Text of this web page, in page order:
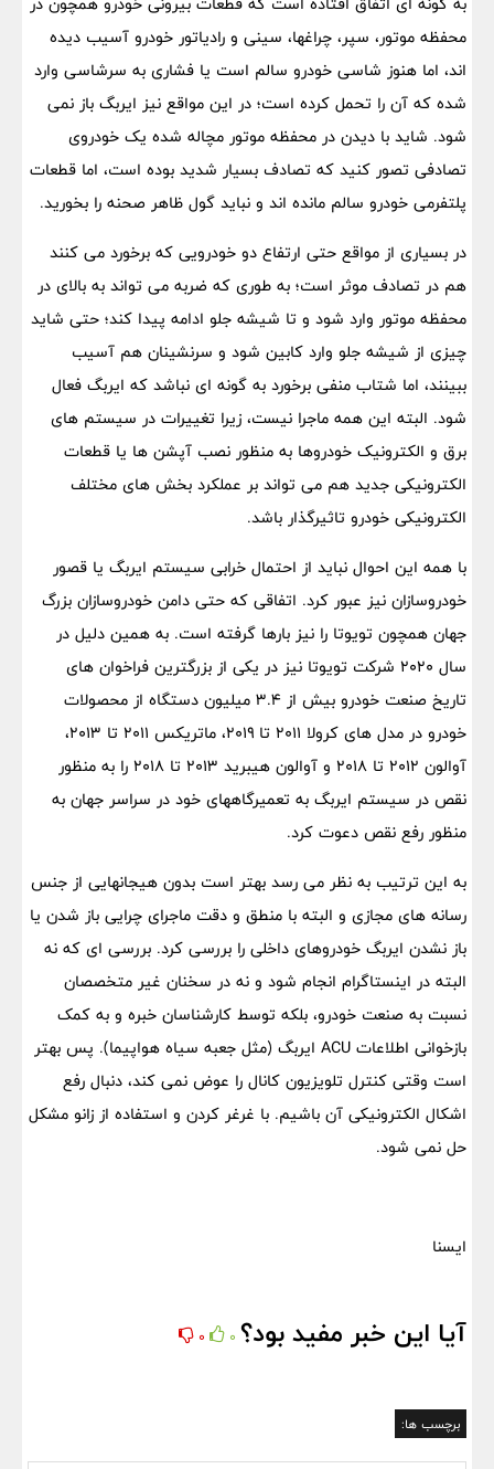
محفظه موتور، سپر، چراغها، سینی و رادیاتور خودرو آسیب دیده
اند، اما هنوز شاسی خودرو سالم است یا فشاری به سرشاسی وارد
شده که آن را تحمل کرده است؛ در این مواقع نیز ایربگ باز نمی
شود. شاید با دیدن در محفظه موتور مچاله شده یک خودروی
تصادفی تصور کنید که تصادف بسیار شدید بوده است، اما قطعات
پلتفرمی خودرو سالم مانده اند و نباید گول ظاهر صحنه را بخورید.
در بسیاری از مواقع حتی ارتفاع دو خودرویی که برخورد می کنند
هم در تصادف موثر است؛ به طوری که ضربه می تواند به بالای در
محفظه موتور وارد شود و تا شیشه جلو ادامه پیدا کند؛ حتی شاید
چیزی از شیشه جلو وارد کابین شود و سرنشینان هم آسیب
ببینند، اما شتاب منفی برخورد به گونه ای نباشد که ایربگ فعال
شود. البته این همه ماجرا نیست، زیرا تغییرات در سیستم های
برق و الکترونیک خودروها به منظور نصب آپشن ها یا قطعات
الکترونیکی جدید هم می تواند بر عملکرد بخش های مختلف
الکترونیکی خودرو تاثیرگذار باشد.
با همه این احوال نباید از احتمال خرابی سیستم ایربگ یا قصور
خودروسازان نیز عبور کرد. اتفاقی که حتی دامن خودروسازان بزرگ
جهان همچون تویوتا را نیز بارها گرفته است. به همین دلیل در
سال 2020 شرکت تویوتا نیز در یکی از بزرگترین فراخوان های
تاریخ صنعت خودرو بیش از 3.4 میلیون دستگاه از محصولات
خودرو در مدل های کرولا ۲۰۱۱ تا ۲۰۱۹، ماتریکس ۲۰۱۱ تا ۲۰۱۳،
آوالون ۲۰۱۲ تا ۲۰۱۸ و آوالون هیبرید ۲۰۱۳ تا ۲۰۱۸ را به منظور
نقص در سیستم ایربگ به تعمیرگاههای خود در سراسر جهان به
منظور رفع نقص دعوت کرد.
به این ترتیب به نظر می رسد بهتر است بدون هیجانهایی از جنس
رسانه های مجازی و البته با منطق و دقت ماجرای چرایی باز شدن یا
باز نشدن ایربگ خودروهای داخلی را بررسی کرد. بررسی ای که نه
البته در اینستاگرام انجام شود و نه در سخنان غیر متخصصان
نسبت به صنعت خودرو، بلکه توسط کارشناسان خبره و به کمک
بازخوانی اطلاعات ACU ایربگ (مثل جعبه سیاه هواپیما). پس بهتر
است وقتی کنترل تلویزیون کانال را عوض نمی کند، دنبال رفع
اشکال الکترونیکی آن باشیم. با غرغر کردن و استفاده از زانو مشکل
حل نمی شود.
ایسنا
آیا این خبر مفید بود؟ 0
0
برچسب ها: